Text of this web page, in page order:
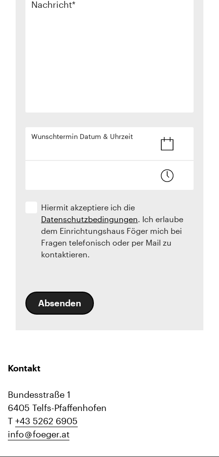
Nachricht
Wunschtermin Datum & Uhrzeit
Hiermit akzeptiere ich die
Datenschutzbedingungen. Ich erlaube
dem Einrichtungshaus Föger mich bei
Fragen telefonisch oder per Mail zu
kontaktieren.
Absenden
Kontakt
Bundesstraße 1
6405 Telfs-Pfaffenhofen
T +43 5262 6905
info
foeger.at